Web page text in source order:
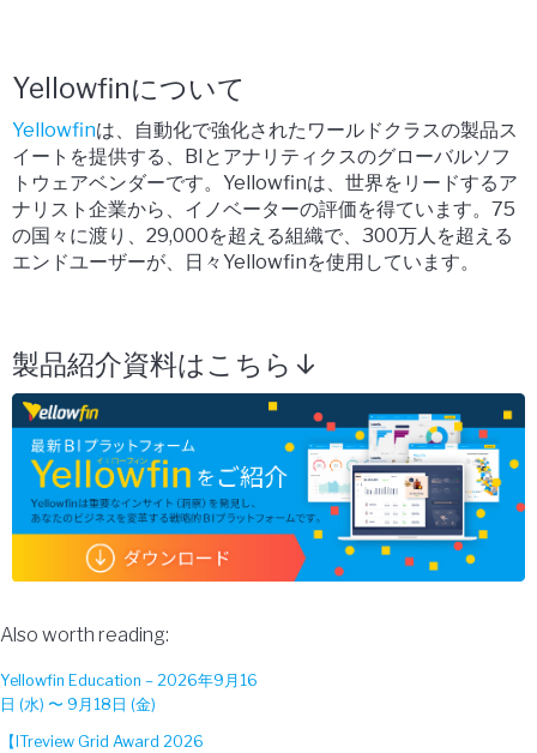
Yellowfinについて
Yellowfinは、自動化で強化されたワールドクラスの製品ス
イートを提供する、BIとアナリティクスのグローバルソフ
トウェアベンダーです。Yellowfinは、世界をリードするア
ナリスト企業から、イノベーターの評価を得ています。75
の国々に渡り、29,000を超える組織で、300万人を超える
エンドユーザーが、日々Yellowfinを使用しています。
製品紹介資料はこちら↓
Also worth reading:
Yellowfin Education – 2026年9月16
日 (水) 〜 9月18日 (金)
【ITreview Grid Award 2026